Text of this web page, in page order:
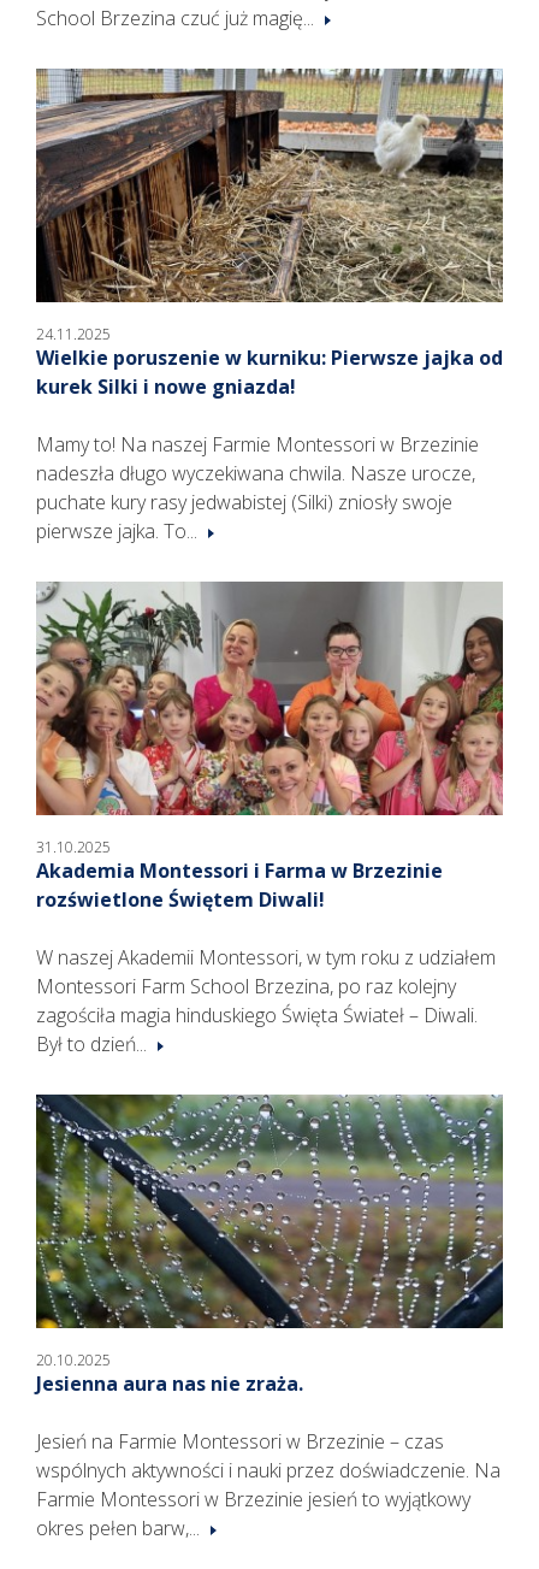
School Brzezina czuć już magię...
24.11.2025
Wielkie poruszenie w kurniku: Pierwsze jajka od
kurek Silki i nowe gniazda!
Mamy to! Na naszej Farmie Montessori w Brzezinie
nadeszła długo wyczekiwana chwila. Nasze urocze,
puchate kury rasy jedwabistej (Silki) zniosły swoje
pierwsze jajka. To...
31.10.2025
Akademia Montessori i Farma w Brzezinie
rozświetlone Świętem Diwali!
W naszej Akademii Montessori, w tym roku z udziałem
Montessori Farm School Brzezina, po raz kolejny
zagościła magia hinduskiego Święta Świateł – Diwali.
Był to dzień...
20.10.2025
Jesienna aura nas nie zraża.
Jesień na Farmie Montessori w Brzezinie – czas
wspólnych aktywności i nauki przez doświadczenie. Na
Farmie Montessori w Brzezinie jesień to wyjątkowy
okres pełen barw,...